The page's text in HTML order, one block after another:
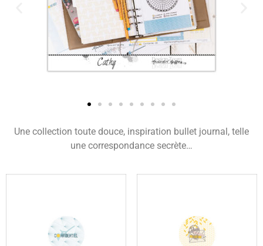
Une collection toute douce, inspiration bullet journal, telle
une correspondance secrète…